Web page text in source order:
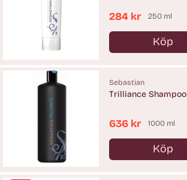
284 kr 250 ml
Köp
Antal
Sebastian
Trilliance Shampoo
636 kr 1000 ml
Köp
Antal